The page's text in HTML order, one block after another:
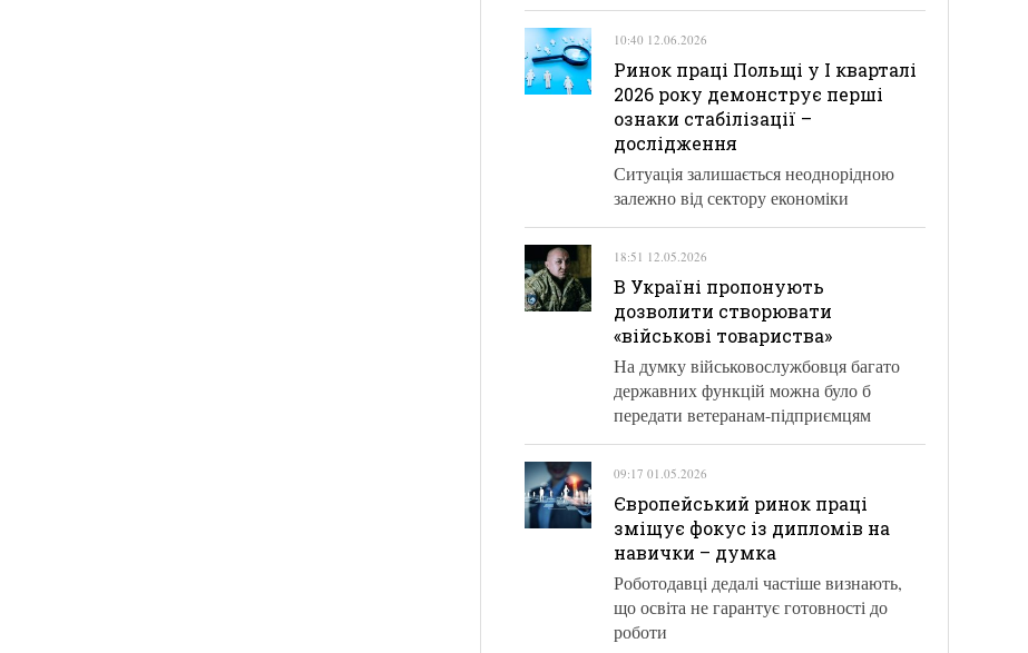
10:40 12.06.2026
Ринок праці Польщі у І кварталі
2026 року демонструє перші
ознаки стабілізації –
дослідження
Ситуація залишається неоднорідною
залежно від сектору економіки
18:51 12.05.2026
В Україні пропонують
дозволити створювати
«військові товариства»
На думку військовослужбовця багато
державних функцій можна було б
передати ветеранам-підприємцям
09:17 01.05.2026
Європейський ринок праці
зміщує фокус із дипломів на
навички – думка
Роботодавці дедалі частіше визнають,
що освіта не гарантує готовності до
роботи